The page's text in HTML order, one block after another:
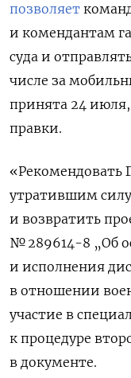
позволяет
и комендантам
суда и
числе за
принята 24 июля,
правки.
«Рекомендовать
утратившим
и возвратить
№ 289614-8 „Об
и исполнения
в отношении
участие в
к процедуре
в документе.